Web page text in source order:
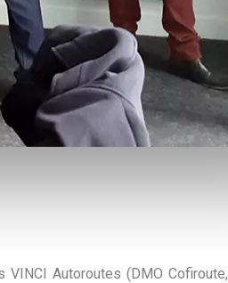
Autoroutes (DMO Cofiroute,